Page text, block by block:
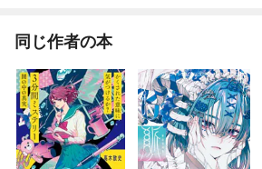
同じ作者の本